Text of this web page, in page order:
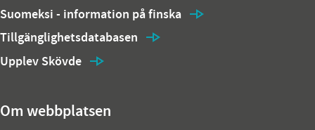
Suomeksi - information på finska
Tillgänglighetsdatabasen
Upplev Skövde
Om webbplatsen